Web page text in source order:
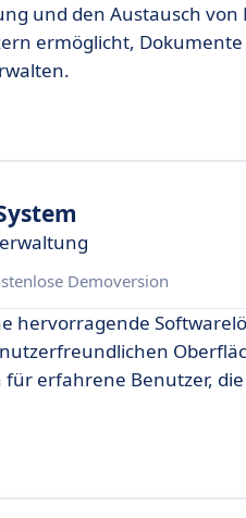
und den Austausch
ermöglicht,
Demoversion
hervorragende
erfahrene Benutzer,